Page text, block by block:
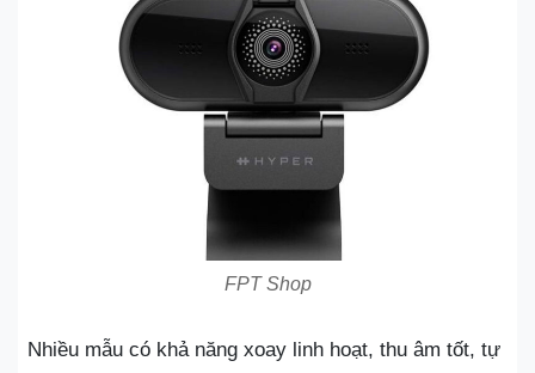
FPT Shop
Nhiều mẫu có khả năng xoay linh hoạt, thu âm tốt, tự